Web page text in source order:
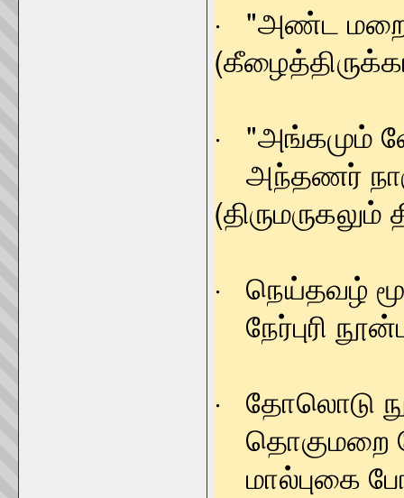
· "அண்ட
· "அங்கமும்
அந்தணர்
(திருமருகலும்
· நெய்தவழ்
நேர்புரி
· தோலொடு
தொகுமறை
மால்புகை